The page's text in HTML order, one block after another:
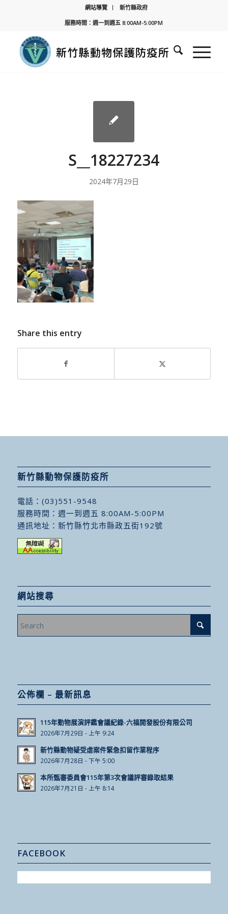
網站導覽
新竹縣政府
服務時間：週一到週五 8:00AM-5:00PM
S__18227234
2024年7月29日
Share this entry
新竹縣動物保護防疫所
電話： (03)551-9548
服務時間：週一到週五 8:00AM-5:00PM
通訊地址： 新竹縣竹北市縣政五街192號
網站搜尋
公佈欄 – 最新訊息
115年動物展演評鑑會議紀錄-六福開發股份有限公司
2026年7月29日 - 上午 9:24
新竹縣動物疑受虐案件緊急扣留作業程序
2026年7月28日 - 下午 5:00
本所甄審委員會115年第3次會議評審錄取結果
2026年7月21日 - 上午 8:14
FACEBOOK